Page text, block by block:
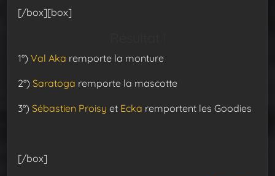
[/box][box]
1°) Val Aka remporte la monture
2°) Saratoga remporte la mascotte
3°) Sébastien Proisy et Ecka remportent les Goodies
[/box]